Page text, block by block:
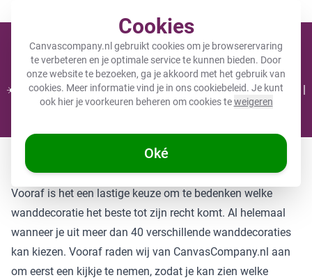
Cookies
Canvascompany.nl gebruikt cookies om je browserervaring
te verbeteren en je optimale service te kunnen bieden. Door
onze website te bezoeken, ga je akkoord met het gebruik van
cookies. Meer informatie vind je in onscookiebeleid. Je kunt
ook hier je voorkeuren beheren om cookies teweigeren
Oké
☀️ ZOMERDEALS: 25% KORTING op 1 product - Code: CC25 |
30% KORTING bij 2 of meer - Code: CC30 ☀️
Diverse opties wanddecoratie
Vooraf is het een lastige keuze om te bedenken welke
wanddecoratie het beste tot zijn recht komt. Al helemaal
wanneer je uit meer dan 40 verschillende wanddecoraties
kan kiezen. Vooraf raden wij van CanvasCompany.nl aan
om eerst een kijkje te nemen, zodat je kan zien welke